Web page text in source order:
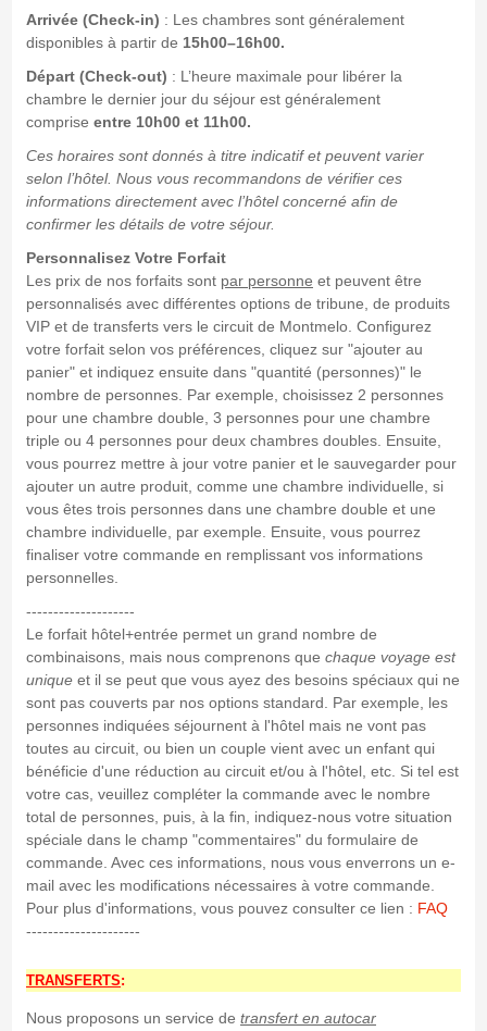
Arrivée (Check-in) : Les chambres sont généralement
disponibles à partir de 15h00–16h00.
Départ (Check-out) : L’heure maximale pour libérer la
chambre le dernier jour du séjour est généralement
comprise entre 10h00 et 11h00.
Ces horaires sont donnés à titre indicatif et peuvent varier
selon l’hôtel. Nous vous recommandons de vérifier ces
informations directement avec l’hôtel concerné afin de
confirmer les détails de votre séjour.
Personnalisez Votre Forfait
Les prix de nos forfaits sont par personne et peuvent être
personnalisés avec différentes options de tribune, de produits
VIP et de transferts vers le circuit de Montmelo. Configurez
votre forfait selon vos préférences, cliquez sur "ajouter au
panier" et indiquez ensuite dans "quantité (personnes)" le
nombre de personnes. Par exemple, choisissez 2 personnes
pour une chambre double, 3 personnes pour une chambre
triple ou 4 personnes pour deux chambres doubles. Ensuite,
vous pourrez mettre à jour votre panier et le sauvegarder pour
ajouter un autre produit, comme une chambre individuelle, si
vous êtes trois personnes dans une chambre double et une
chambre individuelle, par exemple. Ensuite, vous pourrez
finaliser votre commande en remplissant vos informations
personnelles.
--------------------
Le forfait hôtel+entrée permet un grand nombre de
combinaisons, mais nous comprenons que chaque voyage est
uniqueet il se peut que vous ayez des besoins spéciaux qui ne
sont pas couverts par nos options standard. Par exemple, les
personnes indiquées séjournent à l'hôtel mais ne vont pas
toutes au circuit, ou bien un couple vient avec un enfant qui
bénéficie d'une réduction au circuit et/ou à l'hôtel, etc. Si tel est
votre cas, veuillez compléter la commande avec le nombre
total de personnes, puis, à la fin, indiquez-nous votre situation
spéciale dans le champ "commentaires" du formulaire de
commande. Avec ces informations, nous vous enverrons un e-
mail avec les modifications nécessaires à votre commande.
Pour plus d'informations, vous pouvez consulter ce lien : FAQ
---------------------
TRANSFERTS:
Nous proposons un service de transfert en autocar